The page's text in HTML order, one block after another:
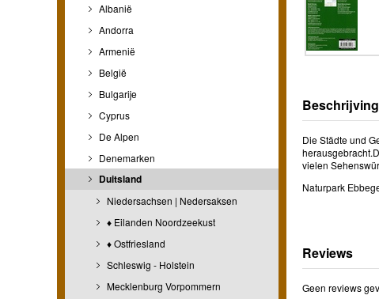
Albanië
Andorra
Armenië
België
Bulgarije
Cyprus
De Alpen
Denemarken
Duitsland
Niedersachsen | Nedersaksen
♦ Eilanden Noordzeekust
♦ Ostfriesland
Schleswig - Holstein
Mecklenburg Vorpommern
Beschrijving
Die Städte und
vielen
Naturpark
Reviews
Geen reviews